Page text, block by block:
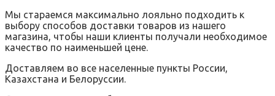
Мы стараемся максимально лояльно подходить к
выбору способов доставки товаров из нашего
магазина, чтобы наши клиенты получали необходимое
качество по наименьшей цене.
Доставляем во все населенные пункты России,
Казахстана и Белоруссии.